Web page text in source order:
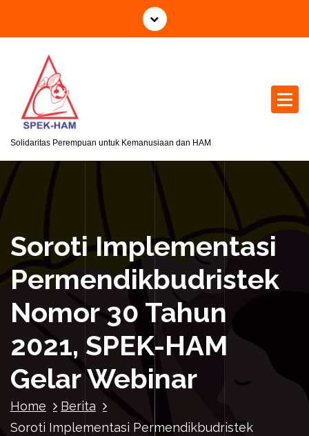
i
Solidaritas Perempuan untuk Kemanusiaan dan HAM
Soroti Implementasi
Permendikbudristek
Nomor 30 Tahun
2021, SPEK-HAM
Gelar Webinar
Home
Berita
Soroti Implementasi Permendikbudristek